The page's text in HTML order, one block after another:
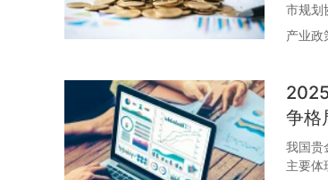
市规划
产业政
争格
我国贵
主要体